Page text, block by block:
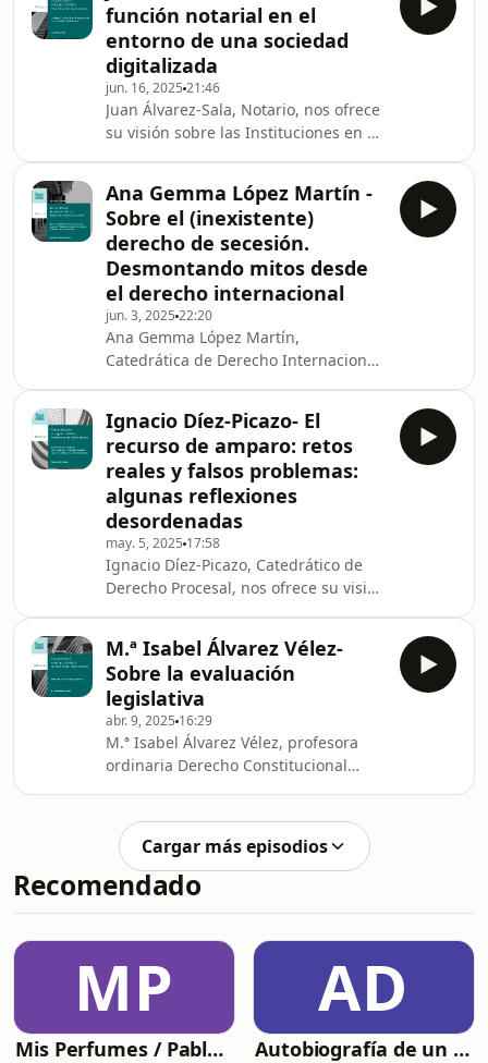
fundamentales, bioética y teoría del
derecho, Pablo de Lora ha dedicado
su carrera a analizar los límites del
derecho en sociedades democráticas.
Es autor de numerosos ensayos sobre
libertad, identidad y autonomía
personal, y u
función notarial en el
entorno de una sociedad
digitalizada
jun. 16, 2025 21:46
Juan Álvarez-Sala, Notario, nos ofrece
su visión sobre las Instituciones en el
sociedad digitalizada- en una
entrevista con Andrés Betancor,
catedrático de Derecho Administrativo
en la Universidad Pompeu Fabra.
Ana Gemma López Martín -
Sobre el (inexistente)
derecho de secesión.
Desmontando mitos desde
el derecho internacional
jun. 3, 2025 22:20
Ana Gemma López Martín,
Catedrática de Derecho Internacional
Democrático de Derecho- Sobre el
(inexistente) derecho de secesión.
Desmontando mitos desde el derecho
internacional- en una entrevista con
Andrés Betancor, catedrático de
Derecho Administrativo en la
Universidad Pompeu Fabra.
Ignacio Díez-Picazo- El
recurso de amparo: retos
reales y falsos problemas:
algunas reflexiones
desordenadas
may. 5, 2025 17:58
Ignacio Díez-Picazo, Catedrático de
Derecho Procesal, nos ofrece su visión
Democrático de Derecho- El recurso
de amparo: retos reales y falsos
problemas: algunas reflexiones
desordenadas- en una entrevista con
Andrés Betancor, catedrático de
Derecho Administrativo en la
Universidad Pompeu Fabra.
M.ª Isabel Álvarez Vélez-
Sobre la evaluación
legislativa
abr. 9, 2025 16:29
M.ª Isabel Álvarez Vélez, profesora
ordinaria Derecho Constitucional
Democrático de Derecho- Sobre la
evaluación legislativa- en una
entrevista con Andrés Betancor,
catedrático de Derecho Administrativo
Cargar más episodios
Recomendado
MP
Mis Perfumes / Pablo Méndez
AD
Autobiografía de un Yogui con sitar